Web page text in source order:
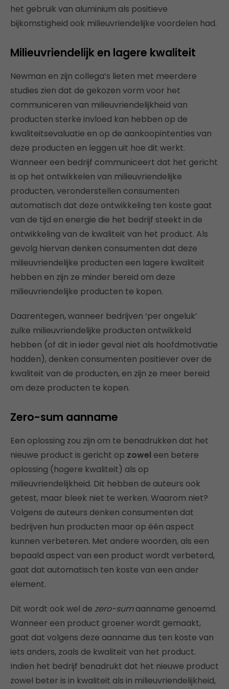
het gebruik van aluminium als positieve
bijkomstigheid ook milieuvriendelijke voordelen had.
Milieuvriendelijk en lagere kwaliteit
Newman en zijn collega’s lieten met meerdere
studies zien dat de gekozen vorm voor het
communiceren van milieuvriendelijkheid van
producten sterke invloed kan hebben op de
kwaliteitsevaluatie en op de aankoopintenties van
deze producten en leggen uit hoe dit werkt.
Wanneer een bedrijf communiceert dat het gericht
is op het ontwikkelen van milieuvriendelijke
producten, veronderstellen consumenten
automatisch dat deze ontwikkeling ten koste gaat
van de tijd en energie die het bedrijf steekt in de
ontwikkeling van de kwaliteit van het product. Als
gevolg hiervan denken consumenten dat deze
milieuvriendelijke producten een lagere kwaliteit
hebben en zijn ze minder bereid om deze
milieuvriendelijke producten te kopen.
Daarentegen, wanneer bedrijven ‘per ongeluk’
zulke milieuvriendelijke producten ontwikkeld
hebben (of dit in ieder geval niet als hoofdmotivatie
hadden), denken consumenten positiever over de
kwaliteit van de producten, en zijn ze meer bereid
om deze producten te kopen.
Zero-sum aanname
Een oplossing zou zijn om te benadrukken dat het
nieuwe product is gericht op zowel een betere
oplossing (hogere kwaliteit) als op
milieuvriendelijkheid. Dit hebben de auteurs ook
getest, maar bleek niet te werken. Waarom niet?
Volgens de auteurs denken consumenten dat
bedrijven hun producten maar op één aspect
kunnen verbeteren. Met andere woorden, als een
bepaald aspect van een product wordt verbeterd,
gaat dat automatisch ten koste van een ander
element.
Dit wordt ook wel de zero-sumaanname genoemd.
Wanneer een product groener wordt gemaakt,
gaat dat volgens deze aanname dus ten koste van
iets anders, zoals de kwaliteit van het product.
Indien het bedrijf benadrukt dat het nieuwe product
zowel beter is in kwaliteit als in milieuvriendelijkheid,